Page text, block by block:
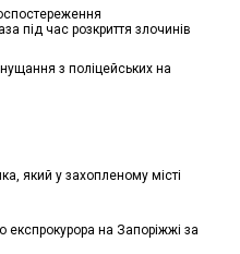
під час розкриття злочинів
з поліцейських на
який у захопленому місті
експрокурора на Запоріжжі за